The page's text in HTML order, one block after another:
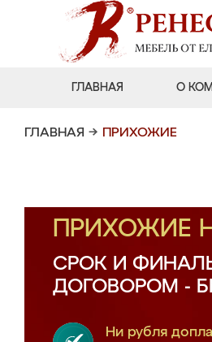
ГЛАВНАЯ О
ГЛАВНАЯ → ПРИХОЖИЕ
ПРИХОЖИЕ
СРОК И
ДОГОВОРОМ -
Ни рубля